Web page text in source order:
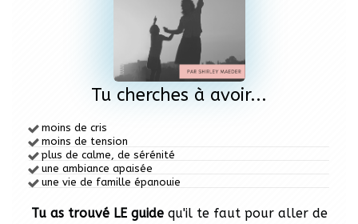
Tu cherches à avoir...
moins de cris
moins de tension
plus de calme, de sérénité
une ambiance apaisée
une vie de famille épanouie
Tu as trouvé LE guidequ'il te faut pour aller de